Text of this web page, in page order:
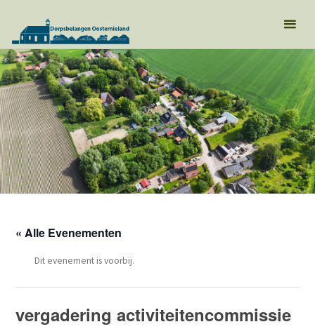
« Alle Evenementen
Dit evenement is voorbij.
vergadering activiteitencommissie